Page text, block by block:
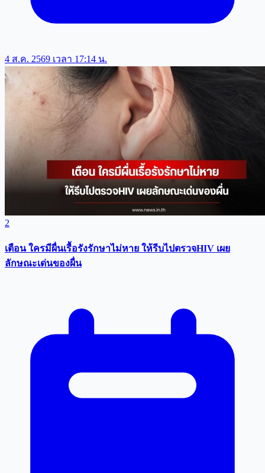
4 ส.ค. 2569 เวลา 17:14 น.
2
เตือน ใครมีผื่นเรื้อรังรักษาไม่หาย ให้รีบไปตรวจHIV เผย
ลักษณะเด่นของผื่น